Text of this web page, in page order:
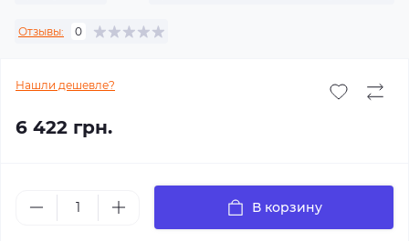
Отзывы: 0
Нашли дешевле?
6 422 грн.
В корзину